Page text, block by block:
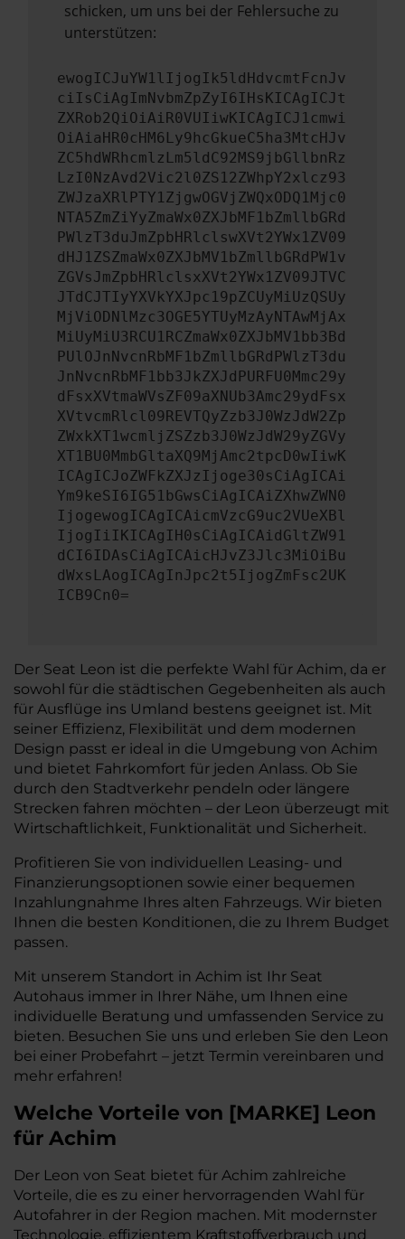
schicken, um uns bei der Fehlersuche zu
unterstützen:
ewogICJuYW1lIjogIk5ldHdvcmtFcnJv
ciIsCiAgImNvbmZpZyI6IHsKICAgICJt
ZXRob2QiOiAiR0VUIiwKICAgICJ1cmwi
OiAiaHR0cHM6Ly9hcGkueC5ha3MtcHJv
ZC5hdWRhcmlzLm5ldC92MS9jbGllbnRz
LzI0NzAvd2Vic2l0ZS12ZWhpY2xlcz93
ZWJzaXRlPTY1ZjgwOGVjZWQxODQ1Mjc0
NTA5ZmZiYyZmaWx0ZXJbMF1bZmllbGRd
PWlzT3duJmZpbHRlclswXVt2YWx1ZV09
dHJ1ZSZmaWx0ZXJbMV1bZmllbGRdPW1v
ZGVsJmZpbHRlclsxXVt2YWx1ZV09JTVC
JTdCJTIyYXVkYXJpc19pZCUyMiUzQSUy
MjViODNlMzc3OGE5YTUyMzAyNTAwMjAx
MiUyMiU3RCU1RCZmaWx0ZXJbMV1bb3Bd
PUlOJnNvcnRbMF1bZmllbGRdPWlzT3du
JnNvcnRbMF1bb3JkZXJdPURFU0Mmc29y
dFsxXVtmaWVsZF09aXNUb3Amc29ydFsx
XVtvcmRlcl09REVTQyZzb3J0WzJdW2Zp
ZWxkXT1wcmljZSZzb3J0WzJdW29yZGVy
XT1BU0MmbGltaXQ9MjAmc2tpcD0wIiwK
ICAgICJoZWFkZXJzIjoge30sCiAgICAi
Ym9keSI6IG51bGwsCiAgICAiZXhwZWN0
IjogewogICAgICAicmVzcG9uc2VUeXBl
IjogIiIKICAgIH0sCiAgICAidGltZW91
dCI6IDAsCiAgICAicHJvZ3Jlc3MiOiBu
dWxsLAogICAgInJpc2t5IjogZmFsc2UK
ICB9Cn0=
Der Seat Leon ist die perfekte Wahl für Achim, da er
sowohl für die städtischen Gegebenheiten als auch
für Ausflüge ins Umland bestens geeignet ist. Mit
seiner Effizienz, Flexibilität und dem modernen
Design passt er ideal in die Umgebung von Achim
und bietet Fahrkomfort für jeden Anlass. Ob Sie
durch den Stadtverkehr pendeln oder längere
Strecken fahren möchten – der Leon überzeugt mit
Wirtschaftlichkeit, Funktionalität und Sicherheit.
Profitieren Sie von individuellen Leasing- und
Finanzierungsoptionen sowie einer bequemen
Inzahlungnahme Ihres alten Fahrzeugs. Wir bieten
Ihnen die besten Konditionen, die zu Ihrem Budget
passen.
Mit unserem Standort in Achim ist Ihr Seat
Autohaus immer in Ihrer Nähe, um Ihnen eine
individuelle Beratung und umfassenden Service zu
bieten. Besuchen Sie uns und erleben Sie den Leon
bei einer Probefahrt – jetzt Termin vereinbaren und
mehr erfahren!
Welche Vorteile von [MARKE] Leon
für Achim
Der Leon von Seat bietet für Achim zahlreiche
Vorteile, die es zu einer hervorragenden Wahl für
Autofahrer in der Region machen. Mit modernster
Technologie, effizientem Kraftstoffverbrauch und